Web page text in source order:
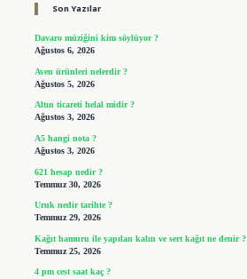
Son Yazılar
Davaro müziğini kim söylüyor ?
Ağustos 6, 2026
Aven ürünleri nelerdir ?
Ağustos 5, 2026
Altın ticareti helal midir ?
Ağustos 3, 2026
A5 hangi nota ?
Ağustos 3, 2026
621 hesap nedir ?
Temmuz 30, 2026
Uruk nedir tarihte ?
Temmuz 29, 2026
Kağıt hamuru ile yapılan kalın ve sert kağıt ne denir ?
Temmuz 25, 2026
4 pm cest saat kaç ?